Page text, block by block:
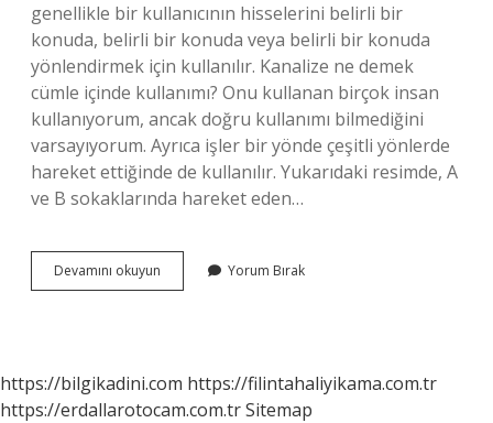
genellikle bir kullanıcının hisselerini belirli bir
konuda, belirli bir konuda veya belirli bir konuda
yönlendirmek için kullanılır. Kanalize ne demek
cümle içinde kullanımı? Onu kullanan birçok insan
kullanıyorum, ancak doğru kullanımı bilmediğini
varsayıyorum. Ayrıca işler bir yönde çeşitli yönlerde
hareket ettiğinde de kullanılır. Yukarıdaki resimde, A
ve B sokaklarında hareket eden…
Devamını okuyun Kanalize
Olmak
Yorum Bırak
https://bilgikadini.com https://filintahaliyikama.com.tr
https://erdallarotocam.com.trSitemap